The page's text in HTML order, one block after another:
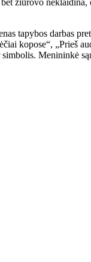
tapybos darbas
kopose“, „Prieš
Menininkė